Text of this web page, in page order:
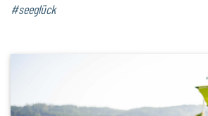
#seeglück